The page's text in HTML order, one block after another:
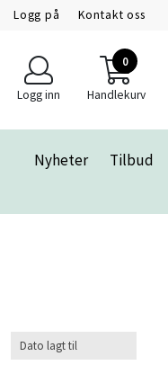
Logg på Kontakt oss
Logg inn
0
Handlekurv
Nyheter Tilbud